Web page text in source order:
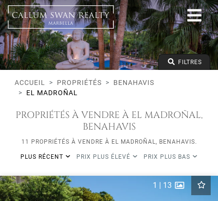
Tous les modes de vie
Benahavis
El Madroñal
Tous les types
Prix à partir de
Prix jusqu'à
Lits minimums FILTRES
ACCUEIL PROPRIÉTÉS
BENAHAVIS
EL MADROÑAL
PROPRIÉTÉS À VENDRE À EL MADROÑAL,
BENAHAVIS
11 PROPRIÉTÉS À VENDRE À EL MADROÑAL, BENAHAVIS.
PLUS RÉCENT PRIX PLUS ÉLEVÉ PRIX PLUS BAS
1 | 13